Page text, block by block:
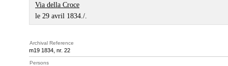
Via della Croce
le 29 avril 1834./.
Archival Reference
m19 1834, nr. 22
Persons